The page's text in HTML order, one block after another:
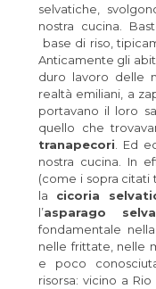
selvatiche,
nostra cucina.
base di riso,
Anticamente gli
duro lavoro delle
realtà emiliani, a
portavano il loro
quello che
tranapecori . Ed
nostra cucina. In
(come i sopra citati
la cicoria
l’asparago
fondamentale
nelle frittate, nelle
e poco
risorsa: vicino a Rio